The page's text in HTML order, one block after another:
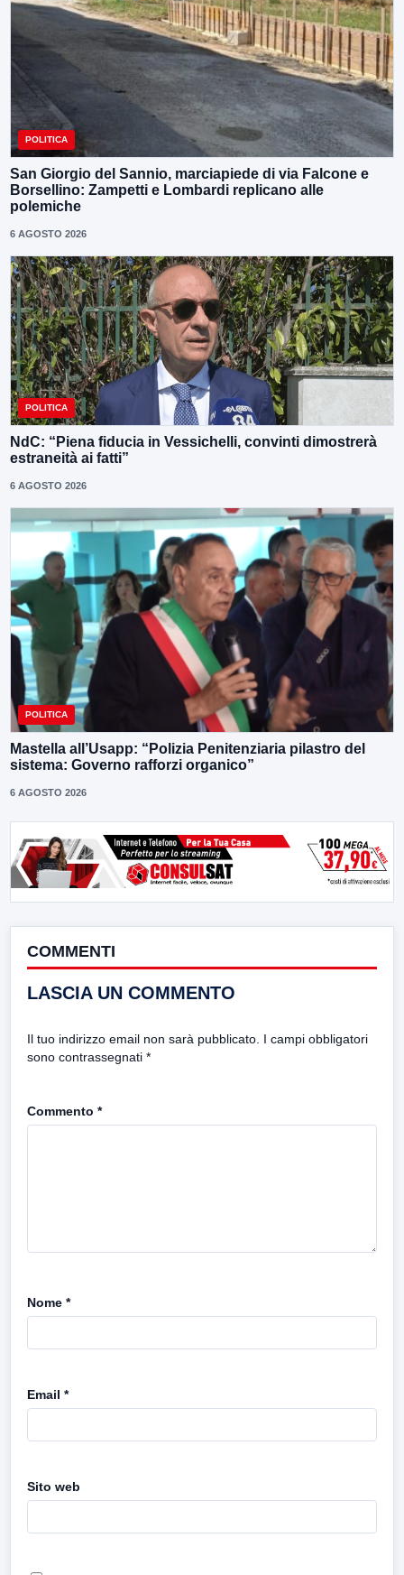
POLITICA
San Giorgio del Sannio, marciapiede di via Falcone e
Borsellino: Zampetti e Lombardi replicano alle
polemiche
6 AGOSTO 2026
POLITICA
NdC: “Piena fiducia in Vessichelli, convinti dimostrerà
estraneità ai fatti”
6 AGOSTO 2026
POLITICA
Mastella all’Usapp: “Polizia Penitenziaria pilastro del
sistema: Governo rafforzi organico”
6 AGOSTO 2026
COMMENTI
LASCIA UN COMMENTO
Il tuo indirizzo email non sarà pubblicato. I campi obbligatori
sono contrassegnati *
Commento *
Nome *
Email *
Sito web